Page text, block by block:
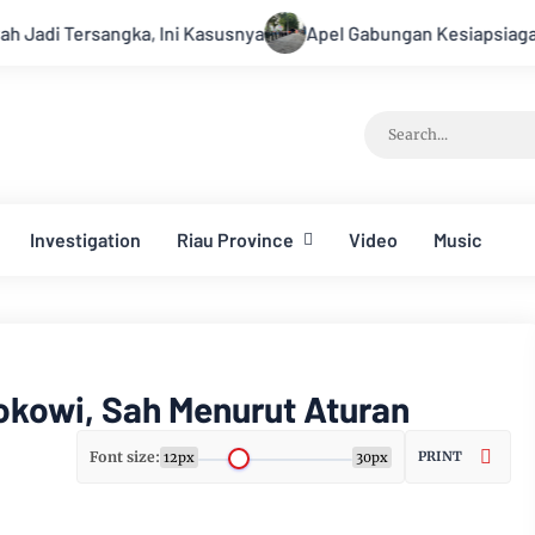
Kasusnya Apel Gabungan Kesiapsiagaan Untuk
Investigation Riau Province Video Music
Sah Menurut Aturan
Font size: 12px 30px PRINT